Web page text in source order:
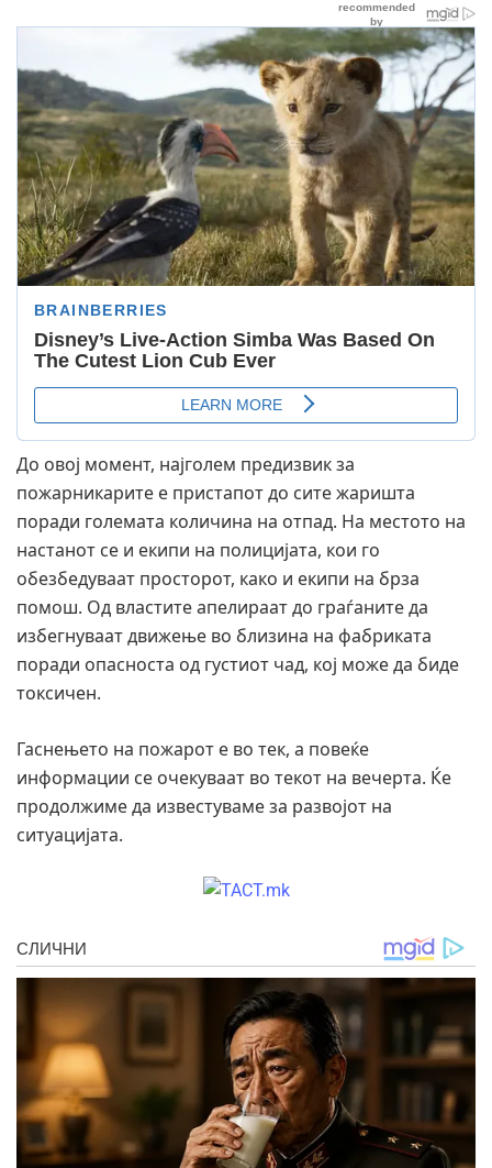
До овој момент, најголем предизвик за
пожарникарите е пристапот до сите жаришта
поради големата количина на отпад. На местото на
настанот се и екипи на полицијата, кои го
обезбедуваат просторот, како и екипи на брза
помош. Од властите апелираат до граѓаните да
избегнуваат движење во близина на фабриката
поради опасноста од густиот чад, кој може да биде
токсичен.
Гаснењето на пожарот е во тек, а повеќе
информации се очекуваат во текот на вечерта. Ќе
продолжиме да известуваме за развојот на
ситуацијата.